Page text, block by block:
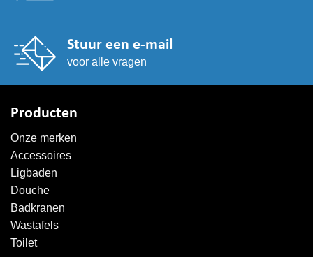
Stuur een e-mail
voor alle vragen
Producten
Onze merken
Accessoires
Ligbaden
Douche
Badkranen
Wastafels
Toilet